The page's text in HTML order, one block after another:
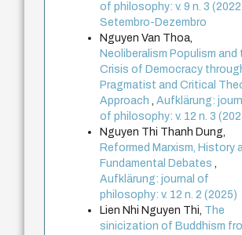
of philosophy: v. 9 n. 3
Setembro-Dezembro
Nguyen Van Thoa,
Neoliberalism Populism and
Crisis of Democracy
Pragmatist and Critical
Approach,Aufklärung:
of philosophy: v. 12 n. 3
Nguyen Thi Thanh Dung,
Reformed Marxism, History
Fundamental Debates,
Aufklärung: journal of
philosophy: v. 12 n. 2 (2025)
Lien Nhi Nguyen Thi, The
sinicization of Buddhism